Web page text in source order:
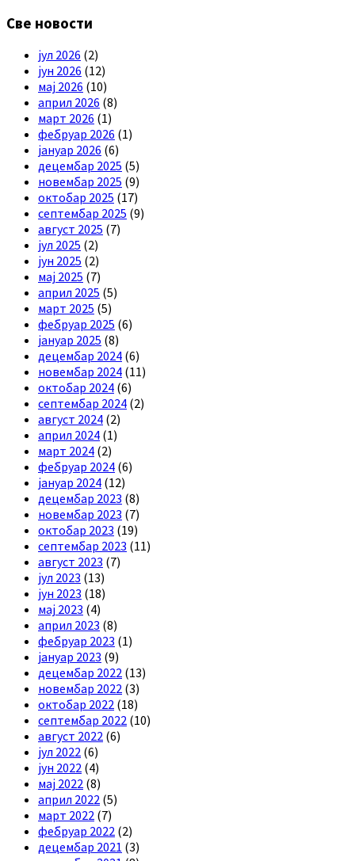
Све новости
јул 2026 (2)
јун 2026 (12)
мај 2026 (10)
април 2026 (8)
март 2026 (1)
фебруар 2026 (1)
јануар 2026 (6)
децембар 2025 (5)
новембар 2025 (9)
октобар 2025 (17)
септембар 2025 (9)
август 2025 (7)
јул 2025 (2)
јун 2025 (2)
мај 2025 (7)
април 2025 (5)
март 2025 (5)
фебруар 2025 (6)
јануар 2025 (8)
децембар 2024 (6)
новембар 2024 (11)
октобар 2024 (6)
септембар 2024 (2)
август 2024 (2)
април 2024 (1)
март 2024 (2)
фебруар 2024 (6)
јануар 2024 (12)
децембар 2023 (8)
новембар 2023 (7)
октобар 2023 (19)
септембар 2023 (11)
август 2023 (7)
јул 2023 (13)
јун 2023 (18)
мај 2023 (4)
април 2023 (8)
фебруар 2023 (1)
јануар 2023 (9)
децембар 2022 (13)
новембар 2022 (3)
октобар 2022 (18)
септембар 2022 (10)
август 2022 (6)
јул 2022 (6)
јун 2022 (4)
мај 2022 (8)
април 2022 (5)
март 2022 (7)
фебруар 2022 (2)
децембар 2021 (3)